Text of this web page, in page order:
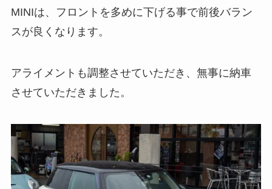
MINIは、フロントを多めに下げる事で前後バラン
スが良くなります。
アライメントも調整させていただき、無事に納車
させていただきました。